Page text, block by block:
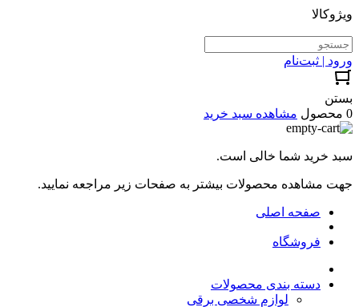
ویژوکالا
ورود | ثبت‌نام
بستن
0 محصول
مشاهده سبد خرید
سبد خرید شما خالی است.
جهت مشاهده محصولات بیشتر به صفحات زیر مراجعه نمایید.
صفحه اصلی
فروشگاه
دسته بندی محصولات
لوازم شخصی برقی